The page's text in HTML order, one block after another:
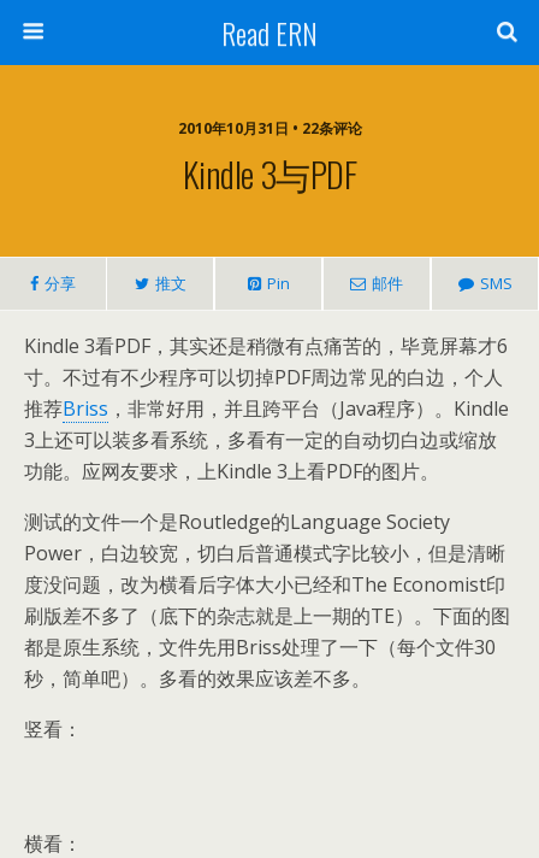
Read ERN
2010年10月31日 • 22条评论
Kindle 3与PDF
分享 推文 Pin 邮件 SMS
Kindle 3看PDF，其实还是稍微有点痛苦的，毕竟屏幕才6
寸。不过有不少程序可以切掉PDF周边常见的白边，个人
推荐Briss ，非常好用，并且跨平台（Java程序）。Kindle
3上还可以装多看系统，多看有一定的自动切白边或缩放
功能。应网友要求，上Kindle 3上看PDF的图片。
测试的文件一个是Routledge的Language Society
Power，白边较宽，切白后普通模式字比较小，但是清晰
度没问题，改为横看后字体大小已经和The Economist印
刷版差不多了（底下的杂志就是上一期的TE）。下面的图
都是原生系统，文件先用Briss处理了一下（每个文件30
秒，简单吧）。多看的效果应该差不多。
竖看：
横看：